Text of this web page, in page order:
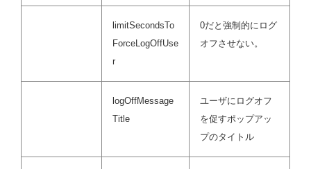
limitSecondsTo
ForceLogOffUse
r
0だと強制的にログ
オフさせない。
logOffMessage
Title
ユーザにログオフ
を促すポップアッ
プのタイトル